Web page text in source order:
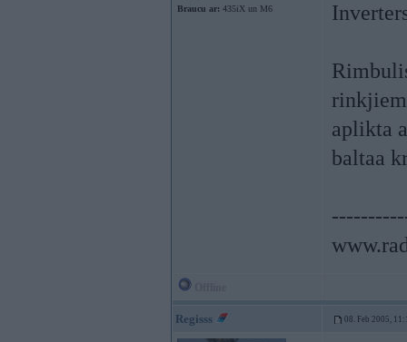
Braucu ar: 435iX un M6
aplikta
baltaa
Regisss 08. Feb 2005,